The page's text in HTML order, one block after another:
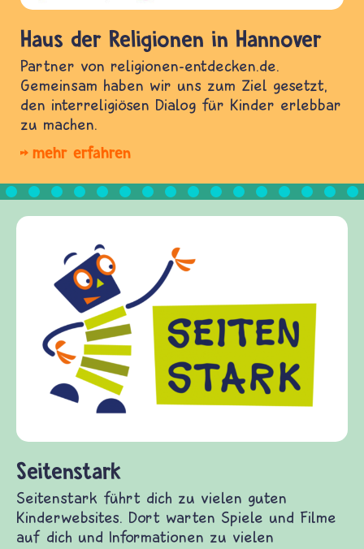
Haus der Religionen in Hannover
Partner von religionen-entdecken.de.
Gemeinsam haben wir uns zum Ziel gesetzt,
den interreligiösen Dialog für Kinder erlebbar
zu machen.
mehr erfahren
Frieden Fragen
frieden-fragen.de ist ein Internet-Angebot
Kinder, Eltern und ErzieherInnen das zu
Fragen von Krieg und Frieden, Streit und
Gewalt informiert und einen Austausch zu
diesem Themenbereich ermöglicht. frieden-
fragen.de bietet Antworten auf wichtige
und Frieden, Streit und Gewalt.